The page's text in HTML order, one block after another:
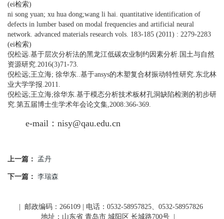
(ei检索)
ni song yuan; xu hua dong;wang li hai. quantitative identification of
defects in lumber based on modal frequencies and artificial neural
network. advanced materials research vols. 183-185 (2011) : 2279-2283
(ei检索)
倪松远.基于层次分析法的黑龙江低碳农业制约因素分析.国土与自然
资源研究.2016(3)71-73.
倪松远;王立海; 徐华东..基于ansys的木塑复合材振动特性研究.东北林
业大学学报.2011.
倪松远;王立海;徐华东.基于模态分析技术板材孔洞缺陷检测的初步研
究.第五届博士生学术年会论文集,2008:366-369.
e-mail： nisy@qau.edu.cn
上一篇： 孟丹
下一篇： 李瑞森
| 邮政编码：266109 | 电话：0532-58957825、0532-58957826
地址：山东省 青岛市 城阳区 长城路700号